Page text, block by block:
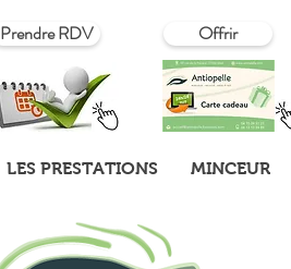
Prendre RDV Offrir
LES PRESTATIONS MINCEUR